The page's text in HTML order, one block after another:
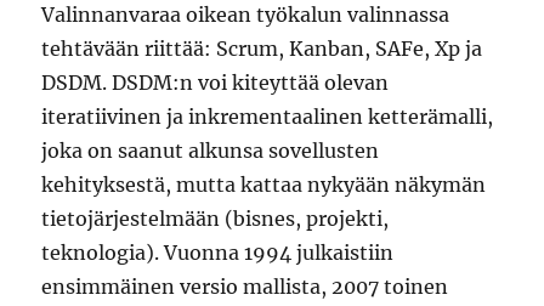
Valinnanvaraa oikean työkalun valinnassa
tehtävään riittää: Scrum, Kanban, SAFe, Xp ja
DSDM. DSDM:n voi kiteyttää olevan
iteratiivinen ja inkrementaalinen ketterämalli,
joka on saanut alkunsa sovellusten
kehityksestä, mutta kattaa nykyään näkymän
tietojärjestelmään (bisnes, projekti,
teknologia). Vuonna 1994 julkaistiin
ensimmäinen versio mallista, 2007 toinen